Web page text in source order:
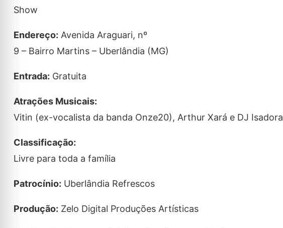
Show
Endereço: Avenida Araguari, nº
9 – Bairro Martins – Uberlândia (MG)
Entrada: Gratuita
Atrações Musicais:
Vitin (ex-vocalista da banda Onze20), Arthur Xará e DJ Isadora
Classificação:
Livre para toda a família
Patrocínio: Uberlândia Refrescos
Produção: Zelo Digital Produções Artísticas